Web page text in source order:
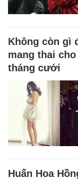
Không còn gì
mang thai
tháng cưới
Huấn Hoa